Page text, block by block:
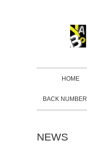
HOME
BACK NUMBER
NEWS